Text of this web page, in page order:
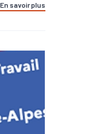
En savoir plus